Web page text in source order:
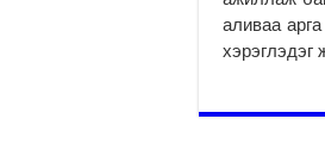
аливаа
хэрэглэдэг